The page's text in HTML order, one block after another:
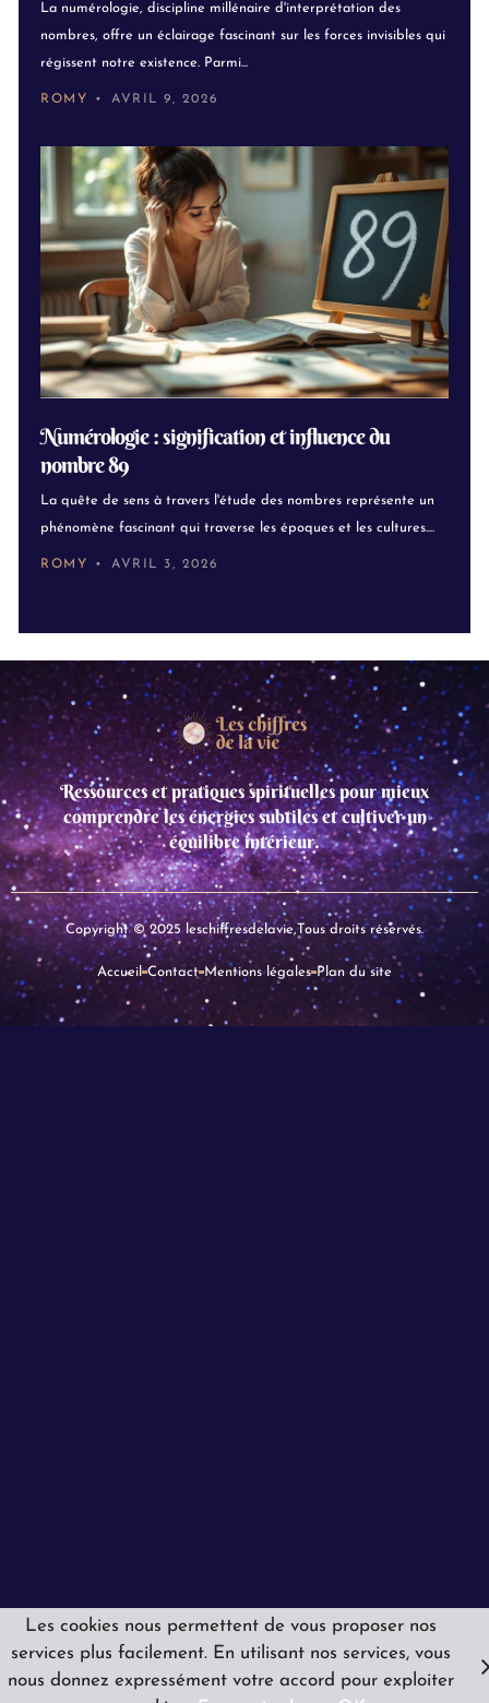
La numérologie, discipline millénaire d'interprétation des
nombres, offre un éclairage fascinant sur les forces invisibles qui
régissent notre existence. Parmi...
ROMY AVRIL 9, 2026
Numérologie : signification et influence du
nombre 89
La quête de sens à travers l'étude des nombres représente un
phénomène fascinant qui traverse les époques et les cultures....
ROMY AVRIL 3, 2026
Ressources et pratiques spirituelles pour mieux
comprendre les énergies subtiles et cultiver un
équilibre intérieur.
Copyright © 2025 leschiffresdelavie,Tous droits réservés.
Accueil Contact Mentions légales Plan du site
Les cookies nous permettent de vous proposer nos
services plus facilement. En utilisant nos services, vous
nous donnez expressément votre accord pour exploiter